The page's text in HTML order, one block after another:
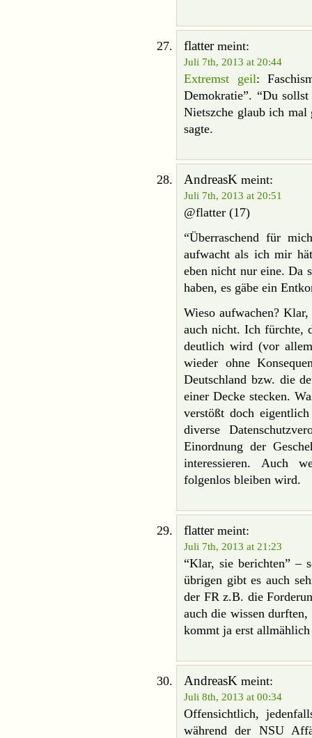
flattermeint:
Juli 7th, 2013 at 20:44
Extremst geil:
Demokratie”. “Du
Nietszche glaub ich mal
sagte.
AndreasK meint:
Juli 7th, 2013 at 20:51
@flatter (17)
“Überraschend für
aufwacht als ich mir
eben nicht nur eine. Da
haben, es gäbe ein
Wieso aufwachen?
auch nicht. Ich fürchte,
deutlich wird (vor
wieder ohne
Deutschland bzw. die
einer Decke stecken.
verstößt doch
diverse
Einordnung der
interessieren. Auch
folgenlos bleiben wird.
flattermeint:
Juli 7th, 2013 at 21:23
“Klar, sie berichten” –
übrigen gibt es auch
der FR z.B. die
auch die wissen
kommt ja erst allmählich
AndreasK meint:
Juli 8th, 2013 at 00:34
Offensichtlich,
während der NSU